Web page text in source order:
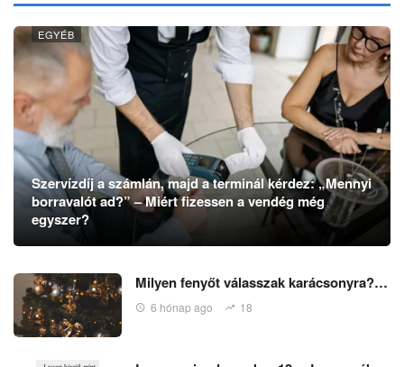
EGYÉB
Szervízdíj a számlán, majd a terminál kérdez: „Mennyi
borravalót ad?” – Miért fizessen a vendég még
egyszer?
Milyen fenyőt válasszak karácsonyra?…
6 hónap ago 18